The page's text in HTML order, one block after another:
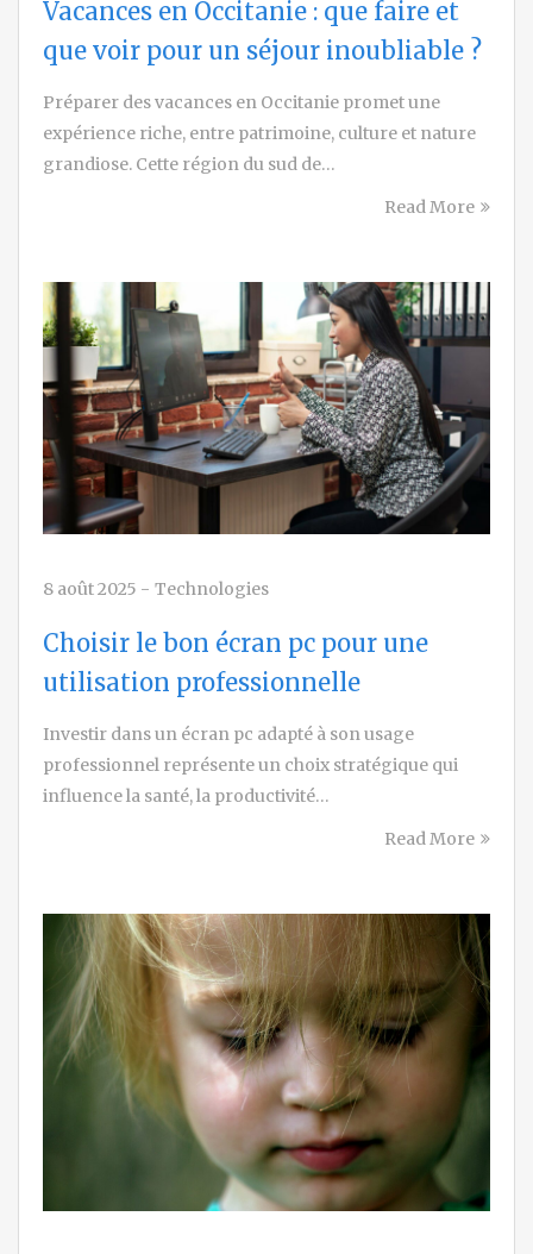
Vacances en Occitanie : que faire et
que voir pour un séjour inoubliable ?
Préparer des vacances en Occitanie promet une
expérience riche, entre patrimoine, culture et nature
grandiose. Cette région du sud de…
Read More
8 août 2025 - Technologies
Choisir le bon écran pc pour une
utilisation professionnelle
Investir dans un écran pc adapté à son usage
professionnel représente un choix stratégique qui
influence la santé, la productivité…
Read More